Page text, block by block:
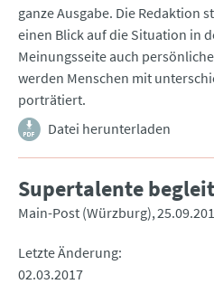
ganze Ausgabe. Die Redaktion
einen Blick auf die Situation in
Meinungsseite auch
werden Menschen mit
porträtiert.
Datei herunterladen
Supertalente
Main-Post (Würzburg)
Letzte Änderung
02.03.2017